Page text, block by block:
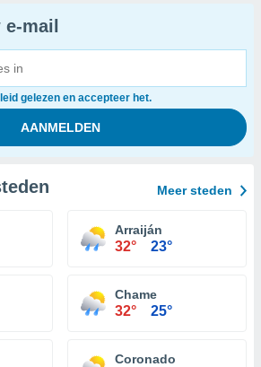
mail
gelezen en accepteer het.
Meer steden
Arraiján
32° 23°
Chame
32° 25°
Coronado